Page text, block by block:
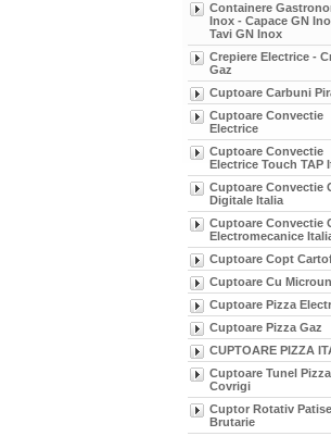
Containere
Inox - Capace GN
Tavi GN Inox
Crepiere Electrice -
Gaz
Cuptoare Carbuni
Cuptoare Convectie
Electrice
Cuptoare Convectie
Electrice Touch TAP
Cuptoare Convectie
Digitale Italia
Cuptoare Convectie
Electromecanice
Cuptoare Copt
Cuptoare Cu
Cuptoare Pizza
Cuptoare Pizza Gaz
CUPTOARE PIZZA
Cuptoare Tunel
Covrigi
Cuptor Rotativ
Brutarie